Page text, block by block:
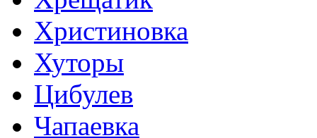
Христиновка
Хуторы
Цибулев
Чапаевка